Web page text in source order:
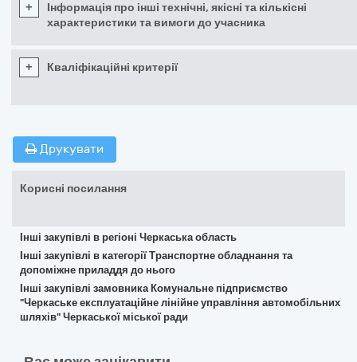
+
Інформація про інші технічні, якісні та кількісні
характеристики та вимоги до учасника
+ Кваліфікаційні критерії
Друкувати
Корисні посилання
Інші закупівлі в регіоні Черкаська область
Інші закупівлі в категорії Транспортне обладнання та
допоміжне приладдя до нього
Інші закупівлі замовника Комунальне підприємство
"Черкаське експлуатаційне лінійне управління автомобільних
шляхів" Черкаської міської ради